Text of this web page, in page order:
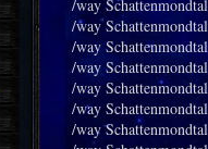
/way
/way
/way
/way
/way
/way
/way